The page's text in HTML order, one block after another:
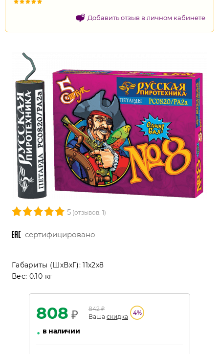
Добавить отзыв в личном кабинете
5 (отзывов: 1)
сертифицировано
Габариты (ШхВхГ):11x2x8
Вес: 0.10 кг
808 ₽ 842₽
Ваша скидка
4%
• в наличии